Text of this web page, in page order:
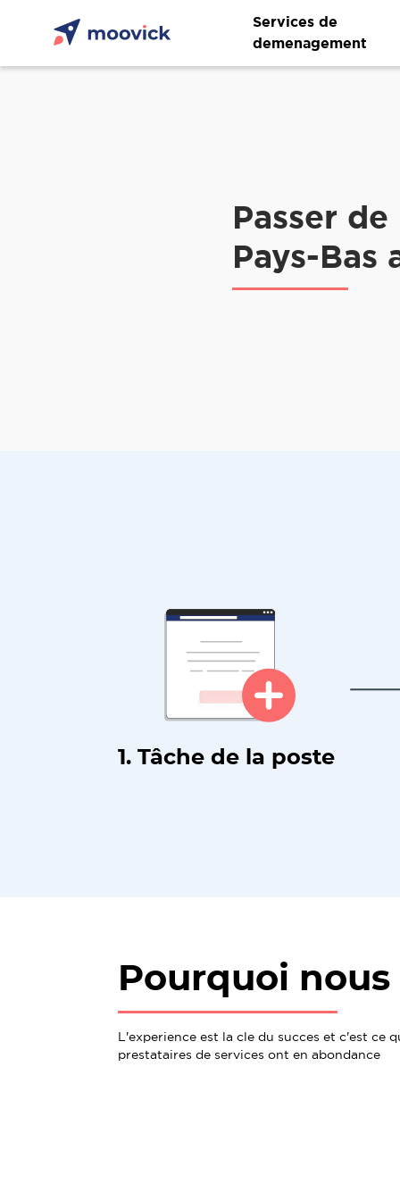
Services de
demenagement
Passer de
Pays-Bas
1. Tâche de la poste
Pourquoi
L'experience est la cle du succes et c'est ce
prestataires de services ont en abondance